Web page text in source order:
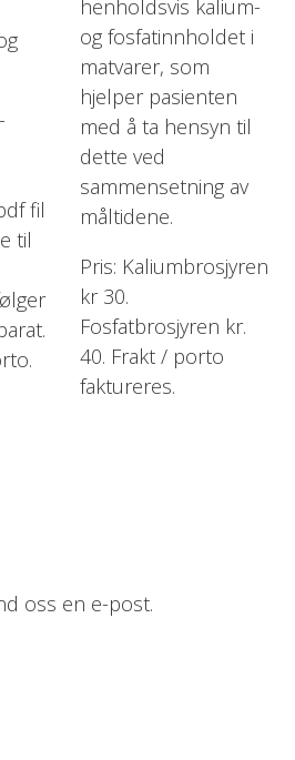
fil
til
henholdsvis kalium-
og fosfatinnholdet i
matvarer, som
hjelper pasienten
med å ta hensyn til
dette ved
sammensetning av
måltidene.
Pris: Kaliumbrosjyren
kr 30.
Fosfatbrosjyren kr.
40. Frakt / porto
faktureres.
oss en e-post.